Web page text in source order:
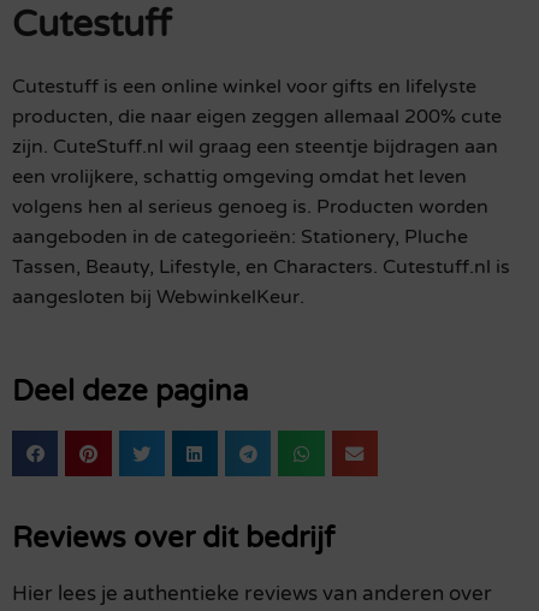
Cutestuff
Cutestuff is een online winkel voor gifts en lifelyste
producten, die naar eigen zeggen allemaal 200% cute
zijn. CuteStuff.nl wil graag een steentje bijdragen aan
een vrolijkere, schattig omgeving omdat het leven
volgens hen al serieus genoeg is. Producten worden
aangeboden in de categorieën: Stationery, Pluche
Tassen, Beauty, Lifestyle, en Characters. Cutestuff.nl is
aangesloten bij WebwinkelKeur.
Deel deze pagina
Reviews over dit bedrijf
Hier lees je authentieke reviews van anderen over